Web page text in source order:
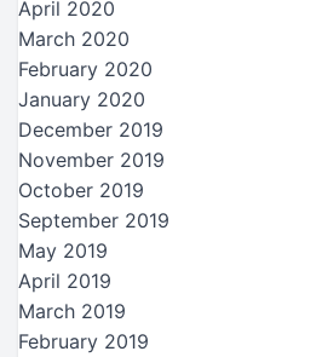
April 2020
March 2020
February 2020
January 2020
December 2019
November 2019
October 2019
September 2019
May 2019
April 2019
March 2019
February 2019